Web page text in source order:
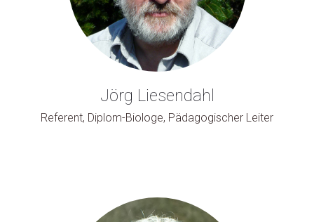
Jörg Liesendahl
Referent, Diplom-Biologe, Pädagogischer Leiter